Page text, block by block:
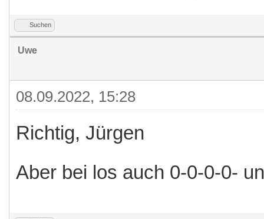
Suchen
Uwe
08.09.2022, 15:28
Richtig, Jürgen
Aber bei los auch 0-0-0-0-